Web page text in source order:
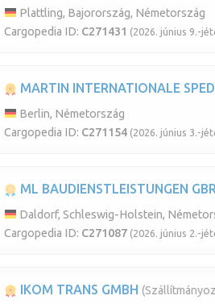
Plattling, Bajorország, Németország
Cargopedia ID: C271431 (2026. június 9.-
MARTIN INTERNATIONALE
Berlin, Németország
Cargopedia ID: C271154 (2026. június 3.-
ML BAUDIENSTLEISTUNGEN GBR
Daldorf, Schleswig-Holstein,
Cargopedia ID: C271087 (2026. június 2.-
IKOM TRANS GMBH